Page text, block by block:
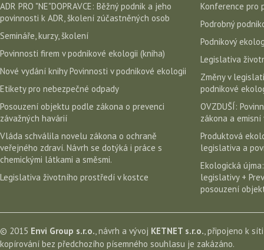
ADR PRO "NE"DOPRAVCE: Běžný podnik a jeho
povinnosti k ADR, školení zúčastněných osob
Semináře, kurzy, školení
Povinnosti firem v podnikové ekologii (kniha)
Nové vydání knihy Povinnosti v podnikové ekologii
Etikety pro nebezpečné odpady
Posouzení objektu podle zákona o prevenci
závažných havárií
Vláda schválila novelu zákona o ochraně
veřejného zdraví. Návrh se dotýká i práce s
chemickými látkami a směsmi.
Legislativa životního prostředí v kostce
Konference pro
Podrobný
Podnikový
Legislativa
Změny v
podnikové
OVZDUŠÍ:
zákona a emisní
Produktová
legislativa a
Ekologická
legislativy +
posouzení
© 2015 Envi Group s.r.o., návrh a vývoj KETNET s.r.o., připojeno k
kopírování bez předchozího písemného souhlasu je zakázáno.